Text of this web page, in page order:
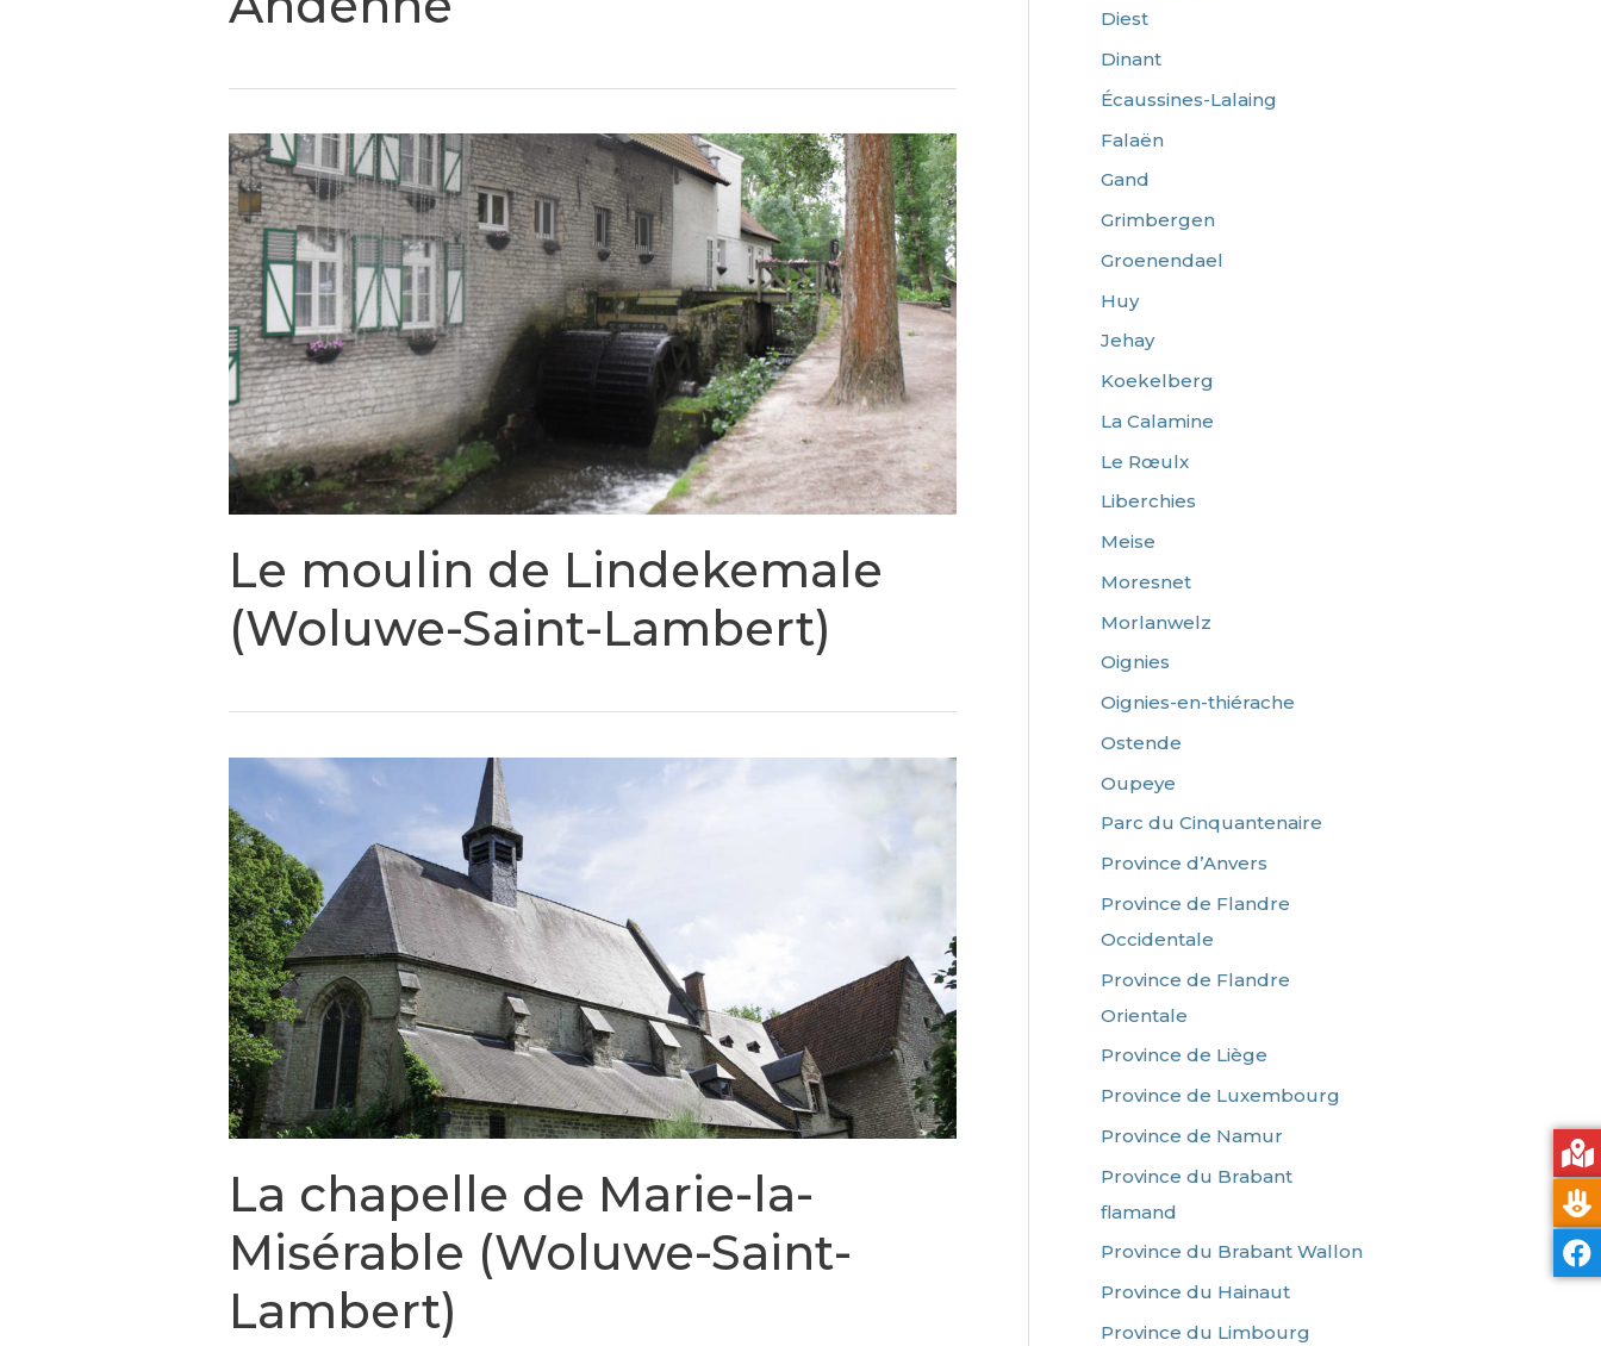
Le moulin de Lindekemale
(Woluwe-Saint-Lambert)
La chapelle de Marie-la-
Misérable (Woluwe-Saint-
Lambert)
Diest
Dinant
Écaussines-Lalaing
Falaën
Gand
Grimbergen
Groenendael
Huy
Jehay
Koekelberg
La Calamine
Le Rœulx
Liberchies
Meise
Moresnet
Morlanwelz
Oignies
Oignies-en-thiérache
Ostende
Oupeye
Parc du Cinquantenaire
Province d’Anvers
Province de Flandre
Occidentale
Province de Flandre
Orientale
Province de Liège
Province de Luxembourg
Province de Namur
Province du Brabant
flamand
Province du Brabant Wallon
Province du Hainaut
Province du Limbourg